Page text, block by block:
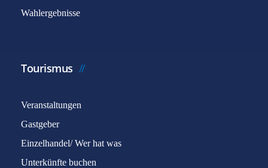
Wahlergebnisse
Tourismus
Veranstaltungen
Gastgeber
Einzelhandel/ Wer hat was
Unterkünfte buchen